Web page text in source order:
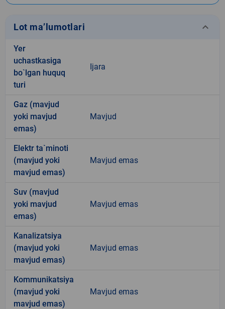
Lot ma’lumotlari keyboard_arrow_down
Yer
uchastkasiga
bo`lgan huquq
turi
Ijara
Gaz (mavjud
yoki mavjud
emas)
Mavjud
Elektr ta`minoti
(mavjud yoki
mavjud emas)
Mavjud emas
Suv (mavjud
yoki mavjud
emas)
Mavjud emas
Kanalizatsiya
(mavjud yoki
mavjud emas)
Mavjud emas
Kommunikatsiya
(mavjud yoki
mavjud emas)
Mavjud emas